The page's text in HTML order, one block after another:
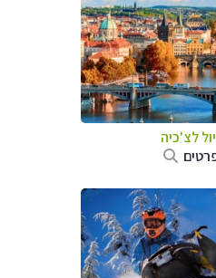
לצ'כיה